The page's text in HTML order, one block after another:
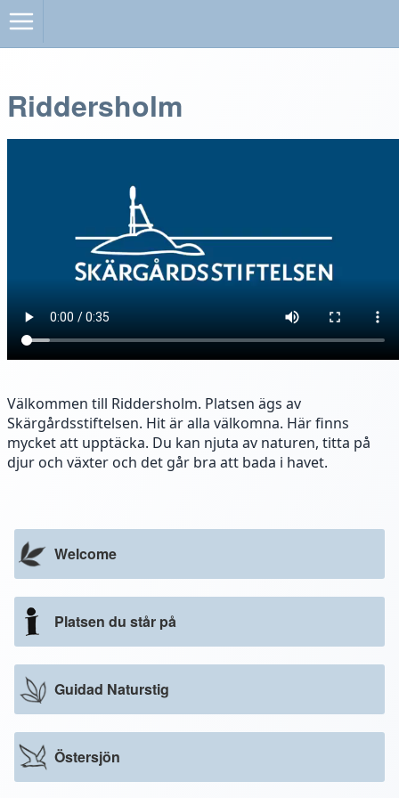
Welcome
Platsen du står på
Guidad Naturstig
Östersjön
Riddersholm
Välkommen till Riddersholm. Platsen ägs av
Skärgårdsstiftelsen. Hit är alla välkomna. Här finns
mycket att upptäcka. Du kan njuta av naturen, titta på
djur och växter och det går bra att bada i havet.